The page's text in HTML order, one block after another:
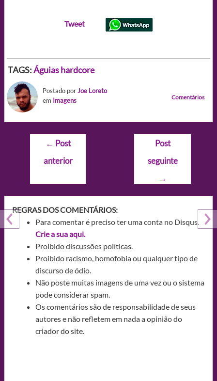
Tweet
TAGS:Águias hardcore
Postado porJoe Loreto
em Imagens Comentários
Navegação
Post
← Post
anterior
Post
seguinte
→
REGRAS DOS COMENTÁRIOS:
Para comentar é preciso ter uma conta no Disqus.
Crie a sua aqui.
Proibido discussões políticas.
Proibido racismo, homofobia ou qualquer tipo de
discurso de ódio.
Não poste muitas imagens de uma vez ou o sistema
pode considerar spam.
Os comentários são de responsabilidade de seus
autores e não refletem em nada a opinião do
criador do site.